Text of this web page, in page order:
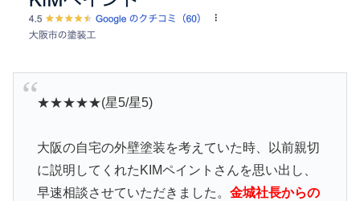
★★★★★(星5/星5)
大阪の自宅の外壁塗装を考えていた時、以前親切
に説明してくれたKIMペイントさんを思い出し、
早速相談させていただきました。 金城社長からの